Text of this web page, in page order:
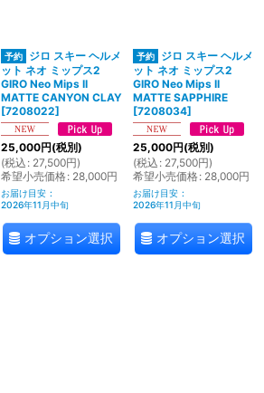
ジロ スキー ヘルメ
ット ネオ ミップス2
GIRO Neo Mips II
MATTE CANYON CLAY
[7208022]
25,000円(税別)
(税込 : 27,500円)
希望小売価格: 28,000円
お届け目安 :
2026年11月中旬
オプション選択
ジロ スキー ヘルメ
ット ネオ ミップス2
GIRO Neo Mips II
MATTE SAPPHIRE
[7208034]
25,000円(税別)
(税込 : 27,500円)
希望小売価格: 28,000円
お届け目安 :
2026年11月中旬
オプション選択